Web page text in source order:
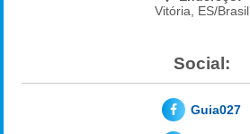
Vitória, ES/Brasil
Social:
Guia027